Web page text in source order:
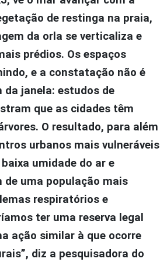
de restinga na praia,
da orla se verticaliza e
prédios. Os espaços
e a constatação não é
da janela: estudos de
que as cidades têm
O resultado, para além
urbanos mais vulneráveis
umidade do ar e
de uma população mais
respiratórios e
ter uma reserva legal
ação similar à que ocorre
diz a pesquisadora do